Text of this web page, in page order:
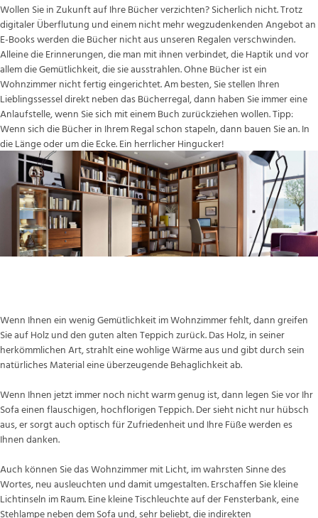
Wollen Sie in Zukunft auf Ihre Bücher verzichten? Sicherlich nicht. Trotz
digitaler Überflutung und einem nicht mehr wegzudenkenden Angebot an
E-Books werden die Bücher nicht aus unseren Regalen verschwinden.
Alleine die Erinnerungen, die man mit ihnen verbindet, die Haptik und vor
allem die Gemütlichkeit, die sie ausstrahlen. Ohne Bücher ist ein
Wohnzimmer nicht fertig eingerichtet. Am besten, Sie stellen Ihren
Lieblingssessel direkt neben das Bücherregal, dann haben Sie immer eine
Anlaufstelle, wenn Sie sich mit einem Buch zurückziehen wollen. Tipp:
Wenn sich die Bücher in Ihrem Regal schon stapeln, dann bauen Sie an. In
die Länge oder um die Ecke. Ein herrlicher Hingucker!
Wenn Ihnen ein wenig Gemütlichkeit im Wohnzimmer fehlt, dann greifen
Sie auf Holz und den guten alten Teppich zurück. Das Holz, in seiner
herkömmlichen Art, strahlt eine wohlige Wärme aus und gibt durch sein
natürliches Material eine überzeugende Behaglichkeit ab.
Wenn Ihnen jetzt immer noch nicht warm genug ist, dann legen Sie vor Ihr
Sofa einen flauschigen, hochflorigen Teppich. Der sieht nicht nur hübsch
aus, er sorgt auch optisch für Zufriedenheit und Ihre Füße werden es
Ihnen danken.
Auch können Sie das Wohnzimmer mit Licht, im wahrsten Sinne des
Wortes, neu ausleuchten und damit umgestalten. Erschaffen Sie kleine
Lichtinseln im Raum. Eine kleine Tischleuchte auf der Fensterbank, eine
Stehlampe neben dem Sofa und, sehr beliebt, die indirekten